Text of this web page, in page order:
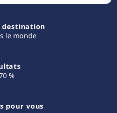
destination
le monde
%
pour vous